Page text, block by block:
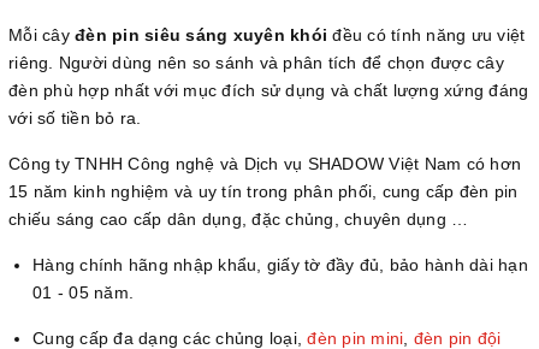
Mỗi cây đèn pin siêu sáng xuyên khói đều có tính năng ưu việt
riêng. Người dùng nên so sánh và phân tích để chọn được cây
đèn phù hợp nhất với mục đích sử dụng và chất lượng xứng đáng
với số tiền bỏ ra.
Công ty TNHH Công nghệ và Dịch vụ SHADOW Việt Nam có hơn
15 năm kinh nghiệm và uy tín trong phân phối, cung cấp đèn pin
chiếu sáng cao cấp dân dụng, đặc chủng, chuyên dụng …
Hàng chính hãng nhập khẩu, giấy tờ đầy đủ, bảo hành dài hạn
01 - 05 năm.
Cung cấp đa dạng các chủng loại,đèn pin mini đèn pin đội